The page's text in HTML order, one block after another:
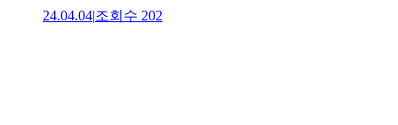
24.04.04|조회수 202